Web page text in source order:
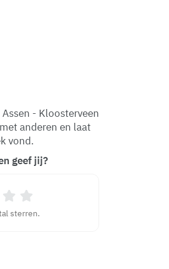
- Kloosterveen
anderen en laat
vond.
geef jij?
sterren.